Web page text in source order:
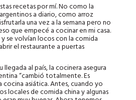
recetas por mí. No como la
a diario, como arroz
una vez a la semana pero no
que empecé a cocinar en mi casa.
se volvían locos con la comida
el restaurante a puertas
llegada al país, la cocinera asegura
“cambió totalmente. Es
asiática. Antes, cuando yo
locales de comida china y algunas